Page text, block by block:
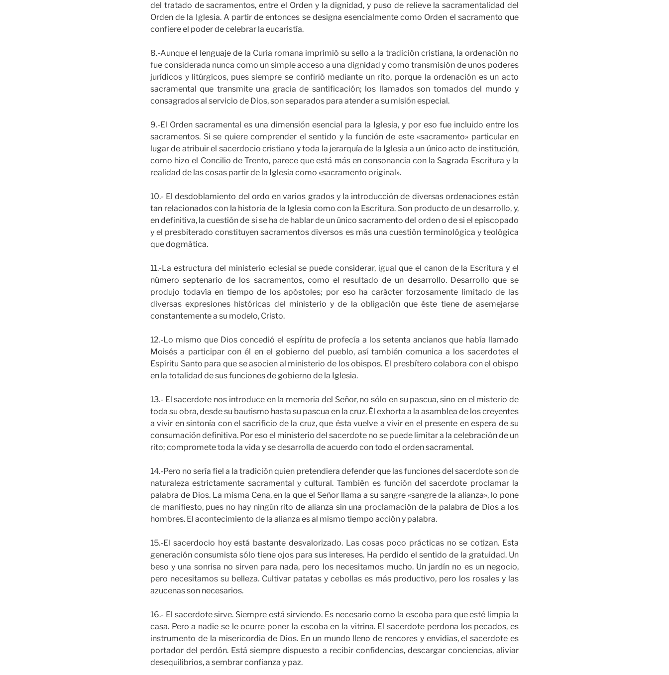
del tratado de sacramentos, entre el Orden y la dignidad, y puso de relieve la sacramentalidad del
Orden de la Iglesia. A partir de entonces se designa esencialmente como Orden el sacramento que
confiere el poder de celebrar la eucaristía.
8.-Aunque el lenguaje de la Curia romana imprimió su sello a la tradición cristiana, la ordenación no
fue considerada nunca como un simple acceso a una dignidad y como transmisión de unos poderes
jurídicos y litúrgicos, pues siempre se confirió mediante un rito, porque la ordenación es un acto
sacramental que transmite una gracia de santificación; los llamados son tomados del mundo y
consagrados al servicio de Dios, son separados para atender a su misión especial.
9.-El Orden sacramental es una dimensión esencial para la Iglesia, y por eso fue incluido entre los
sacramentos. Si se quiere comprender el sentido y la función de este «sacramento» particular en
lugar de atribuir el sacerdocio cristiano y toda la jerarquía de la Iglesia a un único acto de institución,
como hizo el Concilio de Trento, parece que está más en consonancia con la Sagrada Escritura y la
realidad de las cosas partir de la Iglesia como «sacramento original».
10.- El desdoblamiento del ordo en varios grados y la introducción de diversas ordenaciones están
tan relacionados con la historia de la Iglesia como con la Escritura. Son producto de un desarrollo, y,
en definitiva, la cuestión de si se ha de hablar de un único sacramento del orden o de si el episcopado
y el presbiterado constituyen sacramentos diversos es más una cuestión terminológica y teológica
que dogmática.
11.-La estructura del ministerio eclesial se puede considerar, igual que el canon de la Escritura y el
número septenario de los sacramentos, como el resultado de un desarrollo. Desarrollo que se
produjo todavía en tiempo de los apóstoles; por eso ha carácter forzosamente limitado de las
diversas expresiones históricas del ministerio y de la obligación que éste tiene de asemejarse
constantemente a su modelo, Cristo.
12.-Lo mismo que Dios concedió el espíritu de profecía a los setenta ancianos que había llamado
Moisés a participar con él en el gobierno del pueblo, así también comunica a los sacerdotes el
Espíritu Santo para que se asocien al ministerio de los obispos. El presbítero colabora con el obispo
en la totalidad de sus funciones de gobierno de la Iglesia.
13.- El sacerdote nos introduce en la memoria del Señor, no sólo en su pascua, sino en el misterio de
toda su obra, desde su bautismo hasta su pascua en la cruz. Él exhorta a la asamblea de los creyentes
a vivir en sintonía con el sacrificio de la cruz, que ésta vuelve a vivir en el presente en espera de su
consumación definitiva. Por eso el ministerio del sacerdote no se puede limitar a la celebración de un
rito; compromete toda la vida y se desarrolla de acuerdo con todo el orden sacramental.
14.-Pero no sería fiel a la tradición quien pretendiera defender que las funciones del sacerdote son de
naturaleza estrictamente sacramental y cultural. También es función del sacerdote proclamar la
palabra de Dios. La misma Cena, en la que el Señor llama a su sangre «sangre de la alianza», lo pone
de manifiesto, pues no hay ningún rito de alianza sin una proclamación de la palabra de Dios a los
hombres. El acontecimiento de la alianza es al mismo tiempo acción y palabra.
15.-El sacerdocio hoy está bastante desvalorizado. Las cosas poco prácticas no se cotizan. Esta
generación consumista sólo tiene ojos para sus intereses. Ha perdido el sentido de la gratuidad. Un
beso y una sonrisa no sirven para nada, pero los necesitamos mucho. Un jardín no es un negocio,
pero necesitamos su belleza. Cultivar patatas y cebollas es más productivo, pero los rosales y las
azucenas son necesarios.
16.- El sacerdote sirve. Siempre está sirviendo. Es necesario como la escoba para que esté limpia la
casa. Pero a nadie se le ocurre poner la escoba en la vitrina. El sacerdote perdona los pecados, es
instrumento de la misericordia de Dios. En un mundo lleno de rencores y envidias, el sacerdote es
portador del perdón. Está siempre dispuesto a recibir confidencias, descargar conciencias, aliviar
desequilibrios, a sembrar confianza y paz.